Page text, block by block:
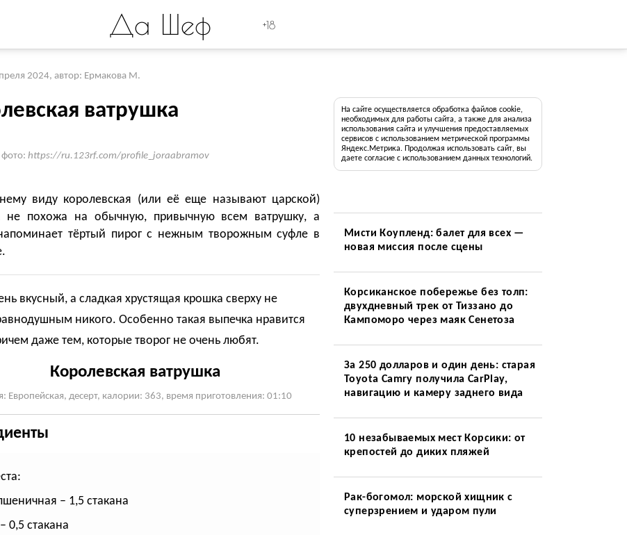
Да Шеф +18
2024, автор: Ермакова М.
ватрушка
https://ru.123rf.com/profile_joraabramov
виду королевская (или её еще называют царской)
не похожа на обычную, привычную всем ватрушку, а
тёртый пирог с нежным творожным суфле в
вкусный, а сладкая хрустящая крошка сверху не
никого. Особенно такая выпечка нравится
даже тем, которые творог не очень любят.
Королевская ватрушка
Европейская, десерт, калории: 363, время приготовления: 01:10
– 1,5 стакана
0,5 стакана
На сайте осуществляется обработка файлов cookie,
необходимых для работы сайта, а также для анализа
использования сайта и улучшения предоставляемых
сервисов с использованием метрической программы
Яндекс.Метрика. Продолжая использовать сайт, вы
даете согласие с использованием данных технологий.
Мисти Коупленд: балет для всех —
новая миссия после сцены
Корсиканское побережье без толп:
двухдневный трек от Тиззано до
Кампоморо через маяк Сенетоза
За 250 долларов и один день: старая
Toyota Camry получила CarPlay,
навигацию и камеру заднего вида
10 незабываемых мест Корсики: от
крепостей до диких пляжей
Рак-богомол: морской хищник с
суперзрением и ударом пули